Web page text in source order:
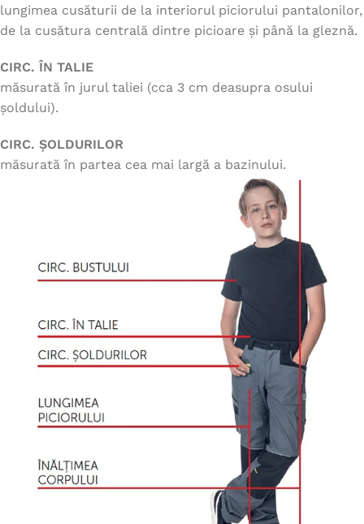
lungimea cusăturii de la interiorul piciorului pantalonilor,
de la cusătura centrală dintre picioare și până la gleznă.
CIRC. ÎN TALIE
măsurată în jurul taliei (cca 3 cm deasupra osului
șoldului).
CIRC. ȘOLDURILOR
măsurată în partea cea mai largă a bazinului.